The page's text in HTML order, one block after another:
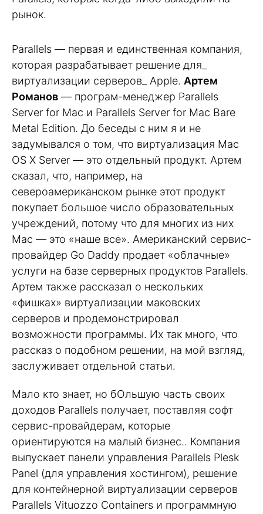
рынок.
Parallels — первая и единственная компания,
которая разрабатывает решение для_
виртуализации серверов_ Apple. Артем
Романов — програм-менеджер Parallels
Server for Mac и Parallels Server for Mac Bare
Metal Edition. До беседы с ним я и не
задумывался о том, что виртуализация Mac
OS X Server — это отдельный продукт. Артем
сказал, что, например, на
североамериканском рынке этот продукт
покупает большое число образовательных
учреждений, потому что для многих из них
Mac — это «наше все». Американский сервис-
провайдер Go Daddy продает «облачные»
услуги на базе серверных продуктов Parallels.
Артем также рассказал о нескольких
«фишках» виртуализации маковских
серверов и продемонстрировал
возможности программы. Их так много, что
рассказ о подобном решении, на мой взгляд,
заслуживает отдельной статьи.
Мало кто знает, но бОльшую часть своих
доходов Parallels получает, поставляя софт
сервис-провайдерам, которые
ориентируются на малый бизнес.. Компания
выпускает панели управления Parallels Plesk
Panel (для управления хостингом), решение
для контейнерной виртуализации серверов
Parallels Vituozzo Containers и программную